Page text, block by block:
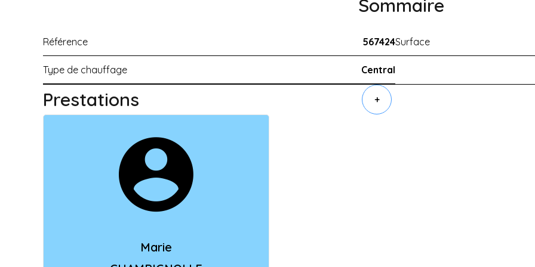
Sommaire
Référence 567424Surface
Type de chauffage Central
Prestations +
Marie